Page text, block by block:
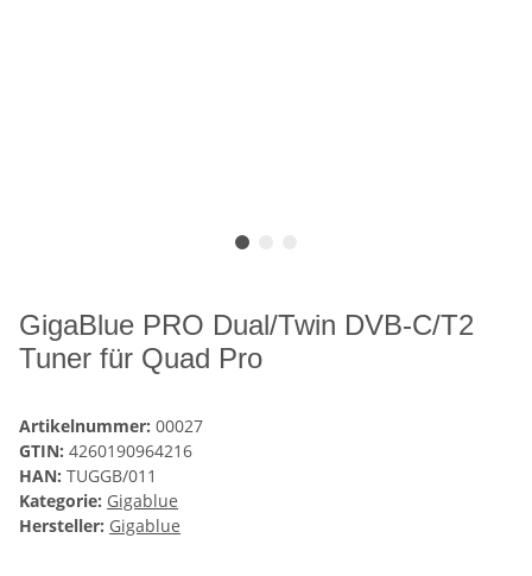
GigaBlue PRO Dual/Twin DVB-C/T2
Tuner für Quad Pro
Artikelnummer: 00027
GTIN: 4260190964216
HAN: TUGGB/011
Kategorie: Gigablue
Hersteller: Gigablue